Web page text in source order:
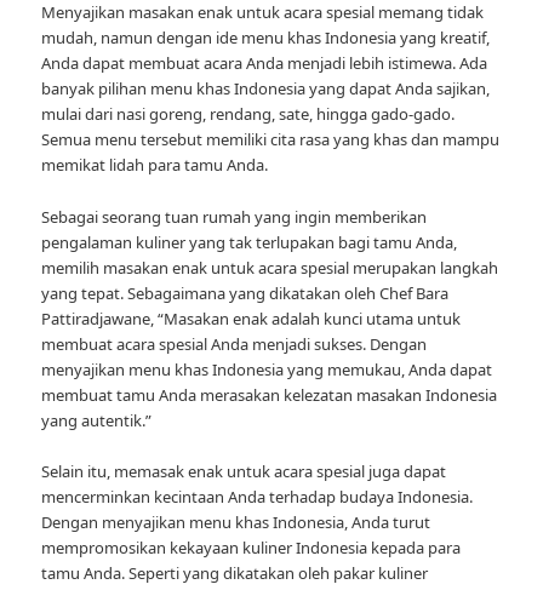
Menyajikan masakan enak untuk acara spesial memang tidak
mudah, namun dengan ide menu khas Indonesia yang kreatif,
Anda dapat membuat acara Anda menjadi lebih istimewa. Ada
banyak pilihan menu khas Indonesia yang dapat Anda sajikan,
mulai dari nasi goreng, rendang, sate, hingga gado-gado.
Semua menu tersebut memiliki cita rasa yang khas dan mampu
memikat lidah para tamu Anda.
Sebagai seorang tuan rumah yang ingin memberikan
pengalaman kuliner yang tak terlupakan bagi tamu Anda,
memilih masakan enak untuk acara spesial merupakan langkah
yang tepat. Sebagaimana yang dikatakan oleh Chef Bara
Pattiradjawane, “Masakan enak adalah kunci utama untuk
membuat acara spesial Anda menjadi sukses. Dengan
menyajikan menu khas Indonesia yang memukau, Anda dapat
membuat tamu Anda merasakan kelezatan masakan Indonesia
yang autentik.”
Selain itu, memasak enak untuk acara spesial juga dapat
mencerminkan kecintaan Anda terhadap budaya Indonesia.
Dengan menyajikan menu khas Indonesia, Anda turut
mempromosikan kekayaan kuliner Indonesia kepada para
tamu Anda. Seperti yang dikatakan oleh pakar kuliner